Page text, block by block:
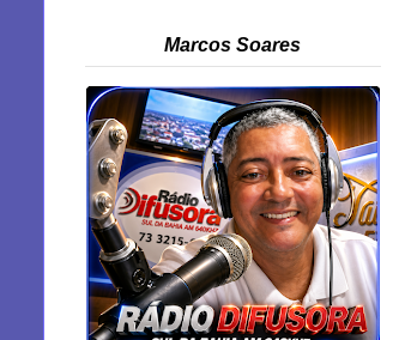
Marcos Soares